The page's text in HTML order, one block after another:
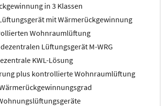
in 3 Klassen
mit Wärmerückgewinnung
Wohnraumlüftung
Lüftungsgerät M-WRG
KWL-Lösung
plus kontrollierte Wohnraumlüftung